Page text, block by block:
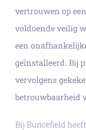
vertrouwen op
voldoende veilig
een
geïnstalleerd. Bij
vervolgens
betrouwbaarheid
Bij Buncefield